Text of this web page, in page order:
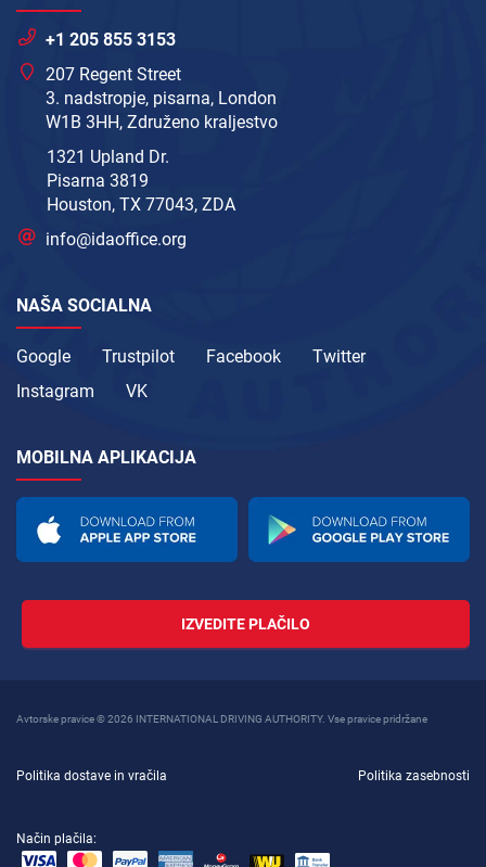
+1 205 855 3153
207 Regent Street
3. nadstropje, pisarna, London
W1B 3HH, Združeno kraljestvo
1321 Upland Dr.
Pisarna 3819
Houston, TX 77043, ZDA
info@idaoffice.org
NAŠA SOCIALNA
Google Trustpilot Facebook
Twitter
Instagram
VK
MOBILNA APLIKACIJA
IZVEDITE PLAČILO
Avtorske pravice © 2026 INTERNATIONAL DRIVING AUTHORITY. Vse pravice pridržane
Politika dostave in vračila Politika zasebnosti
Način plačila: